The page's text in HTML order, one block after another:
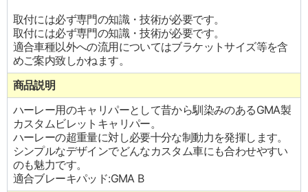
取付には必ず専門の知識・技術が必要です。
取付には必ず専門の知識・技術が必要です。
適合車種以外への流用についてはブラケットサイズ等を含
めご案内致しかねます。
商品説明
ハーレー用のキャリパーとして昔から馴染みのあるGMA製
カスタムビレットキャリパー。
ハーレーの超重量に対し必要十分な制動力を発揮します。
シンプルなデザインでどんなカスタム車にも合わせやすい
のも魅力です。
適合ブレーキパッド:GMA B